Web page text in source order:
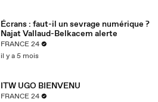
Écrans : faut-il un sevrage numérique ?
Najat Vallaud-Belkacem alerte
FRANCE 24
il y a 5 mois
ITW UGO BIENVENU
FRANCE 24